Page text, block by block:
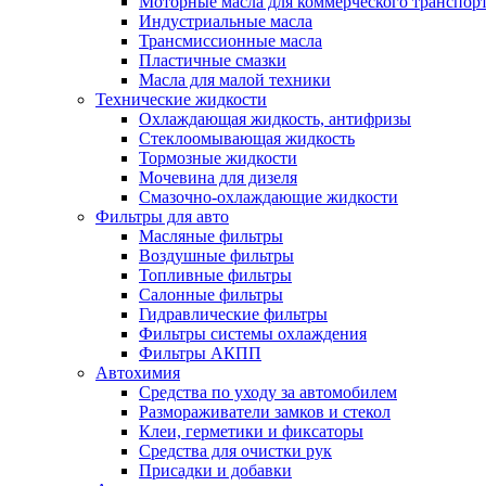
Индустриальные масла
Трансмиссионные масла
Пластичные смазки
Масла для малой техники
Технические жидкости
Охлаждающая жидкость, антифризы
Стеклоомывающая жидкость
Тормозные жидкости
Мочевина для дизеля
Смазочно-охлаждающие жидкости
Фильтры для авто
Масляные фильтры
Воздушные фильтры
Топливные фильтры
Салонные фильтры
Гидравлические фильтры
Фильтры системы охлаждения
Фильтры АКПП
Автохимия
Средства по уходу за автомобилем
Размораживатели замков и стекол
Клеи, герметики и фиксаторы
Средства для очистки рук
Присадки и добавки